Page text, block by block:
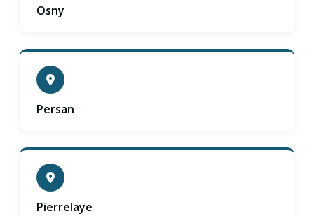
Osny
Persan
Pierrelaye